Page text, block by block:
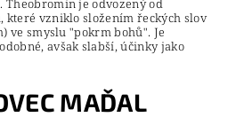
je odvozený od
které vzniklo složením řeckých slov
ve smyslu "pokrm bohů". Je
avšak slabší, účinky jako
MAĎAL